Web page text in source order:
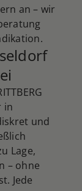
an – wir
in
und
Lage,
– ohne
Jede